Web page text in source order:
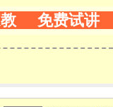
教 免费试讲